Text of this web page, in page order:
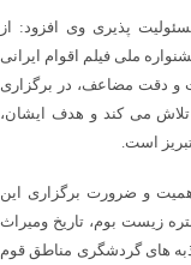
پذیری وی افزود: از
ملی فیلم اقوام ایرانی
و دقت مضاعف، در برگزاری
می کند و هدف ایشان،
است.
و ضرورت برگزاری این
زیست بوم، تاریخ ومیراث
های گردشگری مناطق قوم